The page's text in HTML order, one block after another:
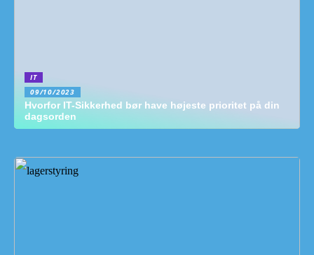
IT
09/10/2023
Hvorfor IT-Sikkerhed bør have højeste prioritet på din
dagsorden